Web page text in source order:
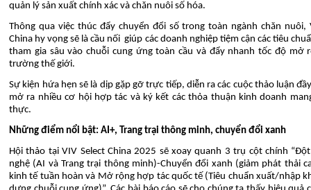
quản lý sản xuất chính xác và chăn nuôi số hóa.
Thông qua việc thúc đẩy chuyển đổi số trong toàn ngành chăn nuôi,
China hy vọng sẽ là cầu nối giúp các doanh nghiệp tiệm cận các tiêu
tham gia sâu vào chuỗi cung ứng toàn cầu và đẩy nhanh tốc độ mở
trường thế giới.
Sự kiện hứa hẹn sẽ là dịp gặp gỡ trực tiếp, diễn ra các cuộc thảo luận
mở ra nhiều cơ hội hợp tác và ký kết các thỏa thuận kinh doanh
thực.
Những điểm nổi bật: AI+, Trang trại thông minh, chuyển đổi xanh
Hội thảo tại VIV Select China 2025 sẽ xoay quanh 3 trụ cột chính
nghệ (AI và Trang trại thông minh)-Chuyển đổi xanh (giảm phát thải
kinh tế tuần hoàn và Mở rộng hợp tác quốc tế (Tiêu chuẩn xuất/nhập